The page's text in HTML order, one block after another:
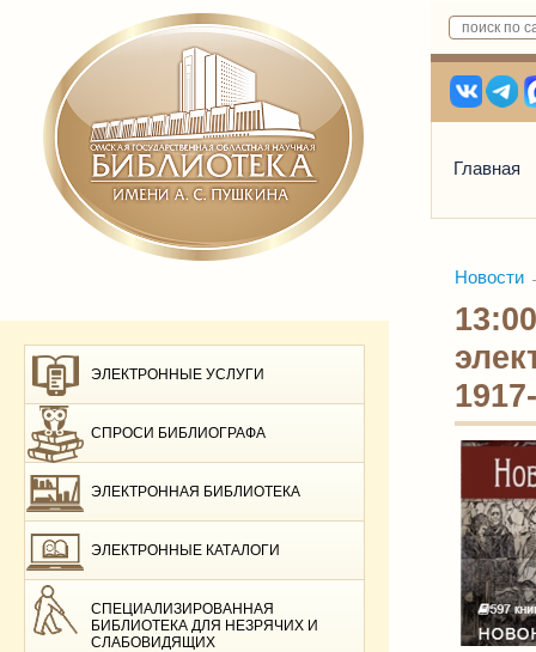
Главная
ЭЛЕКТРОННЫЕ УСЛУГИ
СПРОСИ БИБЛИОГРАФА
ЭЛЕКТРОННАЯ БИБЛИОТЕКА
ЭЛЕКТРОННЫЕ КАТАЛОГИ
СПЕЦИАЛИЗИРОВАННАЯ
БИБЛИОТЕКА ДЛЯ НЕЗРЯЧИХ И
СЛАБОВИДЯЩИХ
Новости